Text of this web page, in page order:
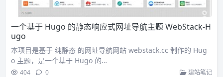
一个基于 Hugo 的静态响应式网址导航主题 WebStack-H
ugo
本项目是基于 纯静态 的网址导航网站 webstack.cc 制作的 Hug
o 主题，是一个基于 Hugo 的…
404 0 建站笔记